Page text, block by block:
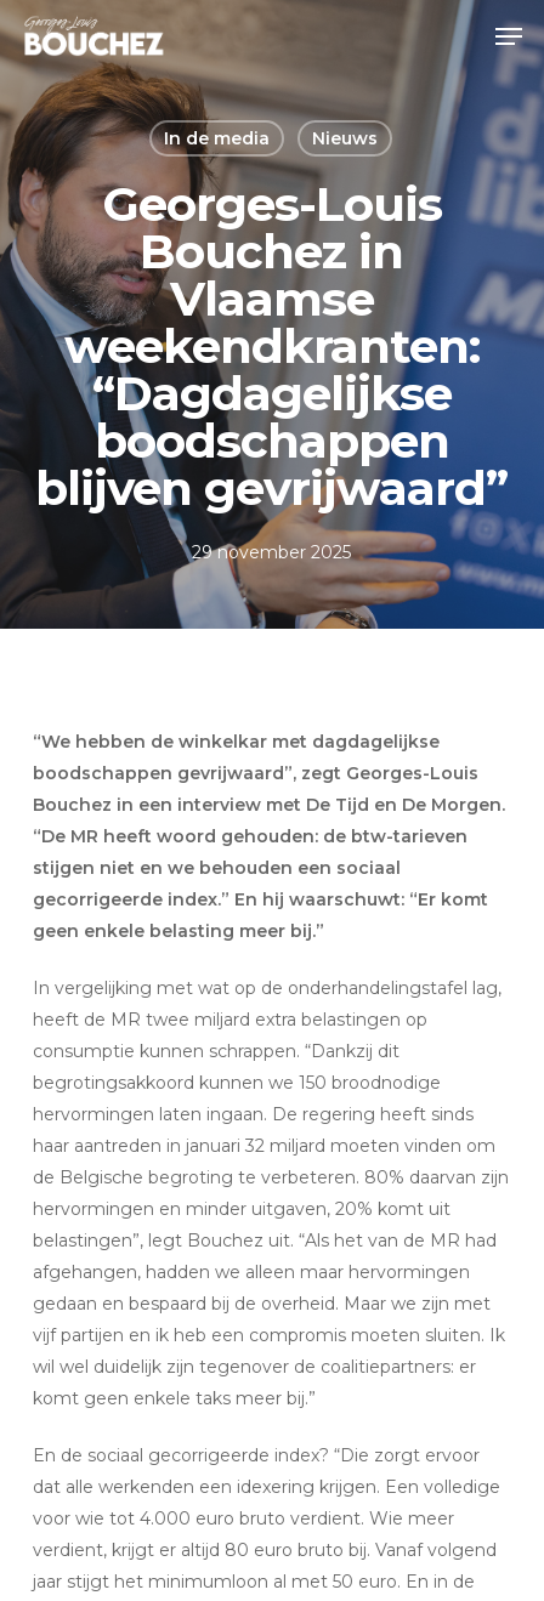
Skip
to
main
content
In de media Nieuws
Georges-Louis
Bouchez in
Vlaamse
weekendkranten:
“Dagdagelijkse
boodschappen
blijven gevrijwaard”
29 november 2025
“We hebben de winkelkar met dagdagelijkse
boodschappen gevrijwaard”, zegt Georges-Louis
Bouchez in een interview met De Tijd en De Morgen.
“De MR heeft woord gehouden: de btw-tarieven
stijgen niet en we behouden een sociaal
gecorrigeerde index.” En hij waarschuwt: “Er komt
geen enkele belasting meer bij.”
In vergelijking met wat op de onderhandelingstafel lag,
heeft de MR twee miljard extra belastingen op
consumptie kunnen schrappen. “Dankzij dit
begrotingsakkoord kunnen we 150 broodnodige
hervormingen laten ingaan. De regering heeft sinds
haar aantreden in januari 32 miljard moeten vinden om
de Belgische begroting te verbeteren. 80% daarvan zijn
hervormingen en minder uitgaven, 20% komt uit
belastingen”, legt Bouchez uit. “Als het van de MR had
afgehangen, hadden we alleen maar hervormingen
gedaan en bespaard bij de overheid. Maar we zijn met
vijf partijen en ik heb een compromis moeten sluiten. Ik
wil wel duidelijk zijn tegenover de coalitiepartners: er
komt geen enkele taks meer bij.”
En de sociaal gecorrigeerde index? “Die zorgt ervoor
dat alle werkenden een idexering krijgen. Een volledige
voor wie tot 4.000 euro bruto verdient. Wie meer
verdient, krijgt er altijd 80 euro bruto bij. Vanaf volgend
jaar stijgt het minimumloon al met 50 euro. En in de
Menu